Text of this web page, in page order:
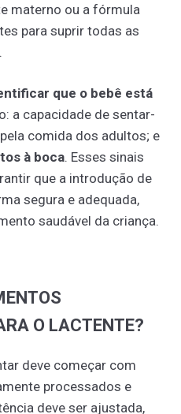
materno ou a fórmula
para suprir todas as
que o bebê está
a capacidade de sentar-
comida dos adultos; e
à boca. Esses sinais
que a introdução de
segura e adequada,
saudável da criança.
O LACTENTE?
deve começar com
processados e
deve ser ajustada,